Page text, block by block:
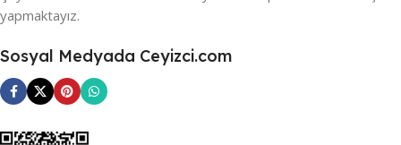
yapmaktayız.
Sosyal Medyada Ceyizci.com